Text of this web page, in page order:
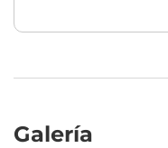
Galería